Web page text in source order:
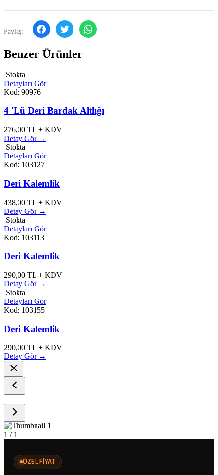
Paylaş:
Benzer Ürünler
Stokta
Detayları Gör
Kod: 90976
4 'Lü Deri Bardak Altlığı
276,00 TL + KDV
Detay Gör →
Stokta
Detayları Gör
Kod: 103127
Deri Kalemlik
438,00 TL + KDV
Detay Gör →
Stokta
Detayları Gör
Kod: 103113
Deri Kalemlik
290,00 TL + KDV
Detay Gör →
Stokta
Detayları Gör
Kod: 103155
Deri Kalemlik
290,00 TL + KDV
Detay Gör →
1 / 1
ÖZEL FİYAT